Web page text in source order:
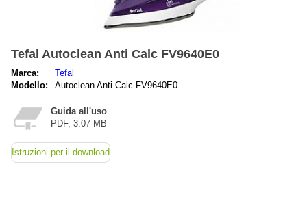
Tefal Autoclean Anti Calc FV9640E0
Marca:
Tefal
Modello:
Autoclean Anti Calc FV9640E0
Guida all'uso
PDF, 3.07 MB
Istruzioni per il download